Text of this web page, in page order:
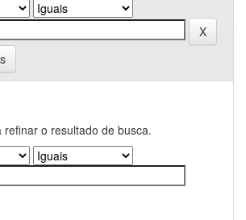
refinar o resultado de busca.